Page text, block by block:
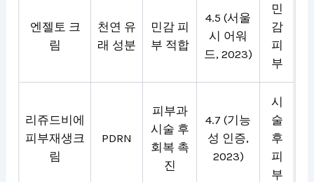
엔젤토 크
림
천연 유
래 성분
민감 피
부 적합
4.5 (서울
시 어워
드, 2023)
민
감
피
부
리쥬드비에
피부재생크
림
PDRN
피부과
시술 후
회복 촉
진
4.7 (기능
성 인증,
2023)
시
술
후
피
부